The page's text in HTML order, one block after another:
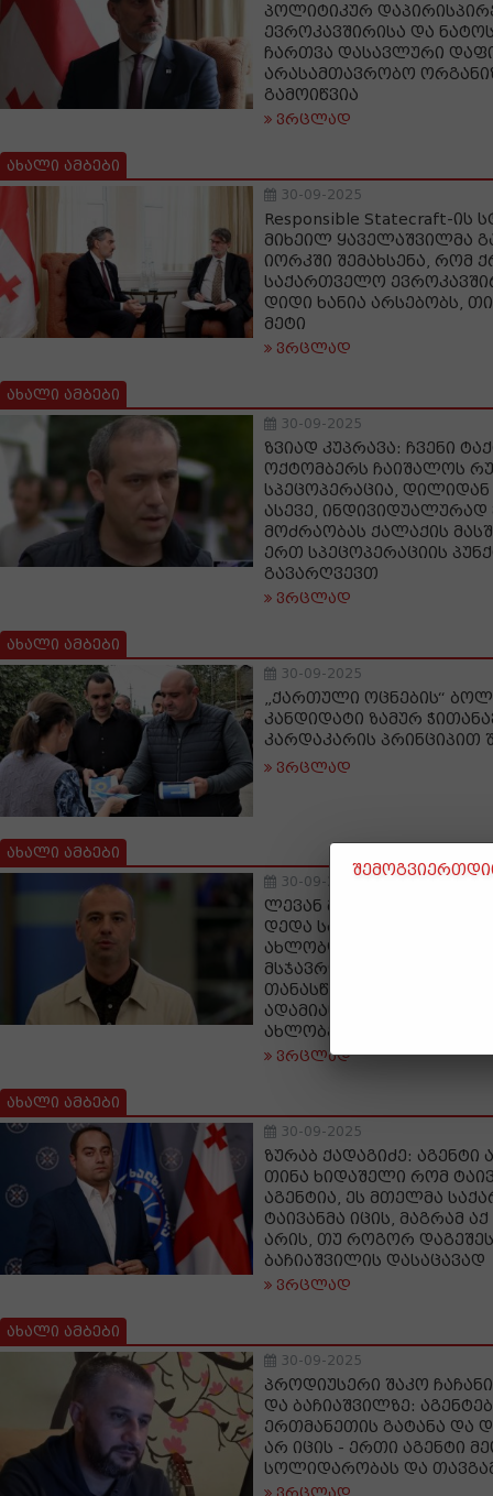
პოლიტიკურ
ევროკავშირისა და
ჩართვა დასავლური
არასამთავრობო
გამოიწვია
ვრცლად
ახალი ამბები
30-09-2025
Responsible Statecraft-ის
მიხეილ ყაველაშვილმა
იორკში შემახსენა, რომ
საქართველო
დიდი ხანია არსებობს,
მეტი
ვრცლად
ახალი ამბები
30-09-2025
ზვიად კუპრავა: ჩვენი
ოქტომბერს ჩაიშალოს
სპეცოპერაცია,
ასევე, ინდივიდუალურად
მოძრაობას ქალაქის
ერთ სპეცოპერაციის
გავარღვევთ
ვრცლად
ახალი ამბები
30-09-2025
„ქართული ოცნების“
კანდიდატი ზამურ
კარდაკარის პრინციპით
ვრცლად
ახალი ამბები
30-09-2025
ლევან მაჭავარიანი:
დედა საუბრობს, რომ
ახლობლობა
მსჯავრდებული, ეს
თანასწორია კანონის
ადამიანი თაღლითობას
ახლობელთან, ეს
ვრცლად
ახალი ამბები
30-09-2025
ზურაბ ქადაგიძე: აგენტი
თინა ხიდაშელი რომ
აგენტია, ეს მთელმა
ტაივანმა იცის, მაგრამ
არის, თუ როგორ
ბაჩიაშვილის დასაცავად
ვრცლად
ახალი ამბები
30-09-2025
პროდიუსერი შაკო
და ბაჩიაშვილზე:
ერთმანეთის გატანა და
არ იცის - ერთი აგენტი
სოლიდარობას და